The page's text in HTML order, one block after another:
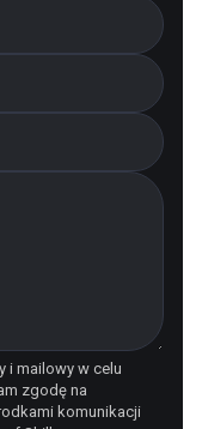
i mailowy w celu
zgodę na
komunikacji